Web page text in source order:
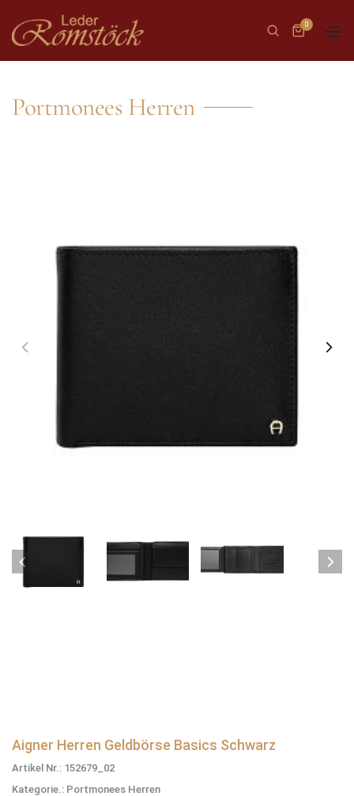
0
Portmonees Herren
Aigner Herren Geldbörse Basics Schwarz
Artikel Nr.: 152679_02
Kategorie.: Portmonees Herren